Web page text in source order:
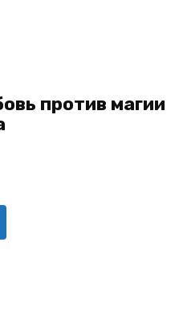
против магии